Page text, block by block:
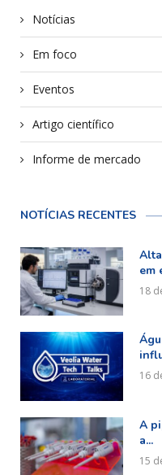
Notícias
Em foco
Eventos
Artigo científico
Informe de mercado
NOTÍCIAS RECENTES
em
18
16
A
a...
15